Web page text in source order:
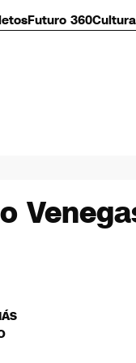
Futuro 360Cultura